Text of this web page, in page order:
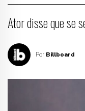
Ator disse que se
Por Billboard